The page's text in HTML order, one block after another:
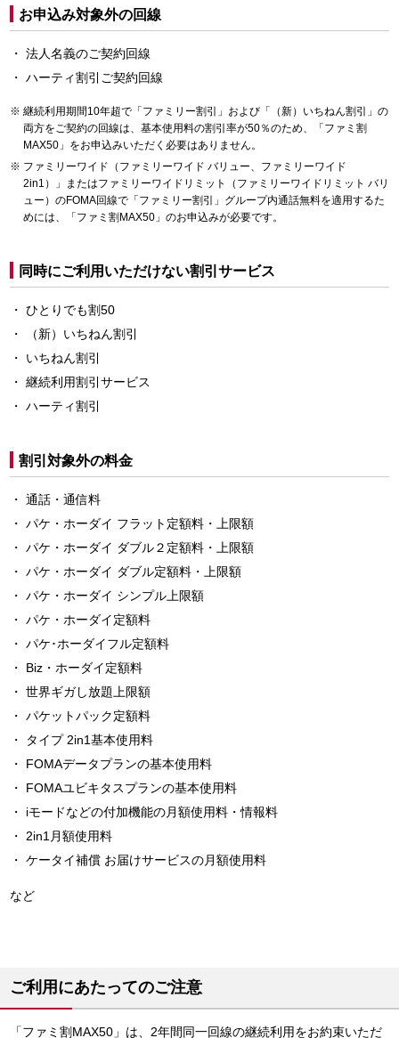
お申込み対象外の回線
法人名義のご契約回線
ハーティ割引ご契約回線
継続利用期間10年超で「ファミリー割引」および「（新）いちねん割引」の
両方をご契約の回線は、基本使用料の割引率が50％のため、「ファミ割
MAX50」をお申込みいただく必要はありません。
ファミリーワイド（ファミリーワイド バリュー、ファミリーワイド
2in1）」またはファミリーワイドリミット（ファミリーワイドリミット バリ
ュー）のFOMA回線で「ファミリー割引」グループ内通話無料を適用するた
めには、「ファミ割MAX50」のお申込みが必要です。
同時にご利用いただけない割引サービス
ひとりでも割50
（新）いちねん割引
いちねん割引
継続利用割引サービス
ハーティ割引
割引対象外の料金
通話・通信料
パケ・ホーダイ フラット定額料・上限額
パケ・ホーダイ ダブル２定額料・上限額
パケ・ホーダイ ダブル定額料・上限額
パケ・ホーダイ シンプル上限額
パケ・ホーダイ定額料
パケ･ホーダイフル定額料
Biz・ホーダイ定額料
世界ギガし放題上限額
パケットパック定額料
タイプ 2in1基本使用料
FOMAデータプランの基本使用料
FOMAユビキタスプランの基本使用料
iモードなどの付加機能の月額使用料・情報料
2in1月額使用料
ケータイ補償 お届けサービスの月額使用料
など
ご利用にあたってのご注意
「ファミ割MAX50」は、2年間同一回線の継続利用をお約束いただ